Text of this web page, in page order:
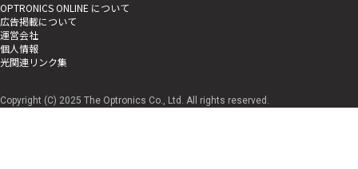
OPTRONICS ONLINE について
広告掲載について
運営会社
個人情報
光関連リンク集
Copyright (C) 2025 The Optronics Co., Ltd. All rights reserved.